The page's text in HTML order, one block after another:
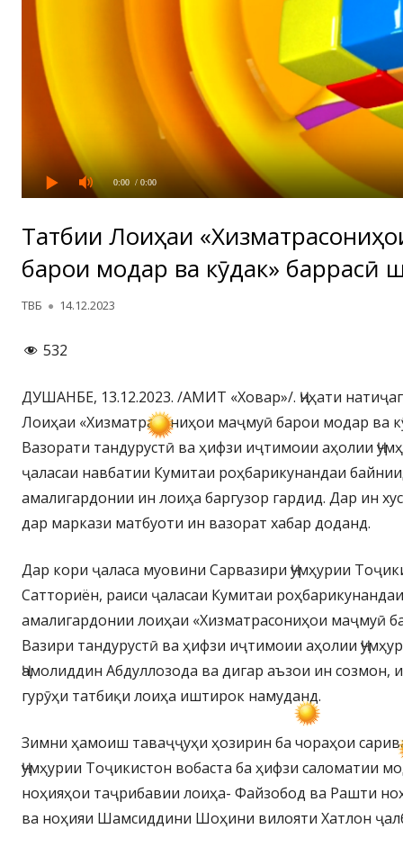
0:00 / 0:00
Татбиқи Лоиҳаи
барои модар ва кӯдак» баррасӣ
Автор
ТВБ Опубликовано
14.12.2023
532
ДУШАНБЕ, 13.12.2023. /АМИТ «Ховар»/. Ҷиҳати
Лоиҳаи «Хизматрасониҳои маҷмуӣ барои модар ва
Вазорати тандурустӣ ва ҳифзи иҷтимоии аҳолии
ҷаласаи навбатии Кумитаи роҳбарикунандаи
амалигардонии ин лоиҳа баргузор гардид. Дар ин
дар маркази матбуоти ин вазорат хабар доданд.
Дар кори ҷаласа муовини Сарвазири Ҷумҳурии
Сатториён, раиси ҷаласаи Кумитаи
амалигардонии лоиҳаи «Хизматрасониҳои маҷмуӣ
Вазири тандурустӣ ва ҳифзи иҷтимоии аҳолии
Ҷамолиддин Абдуллозода ва дигар аъзои ин созмон,
гурӯҳи татбиқи лоиҳа иштирок намуданд.
Зимни ҳамоиш таваҷҷуҳи ҳозирин ба чораҳои
Ҷумҳурии Тоҷикистон вобаста ба ҳифзи саломатии
ноҳияҳои таҷрибавии лоиҳа- Файзобод ва Рашти
ва ноҳияи Шамсиддини Шоҳини вилояти Хатлон